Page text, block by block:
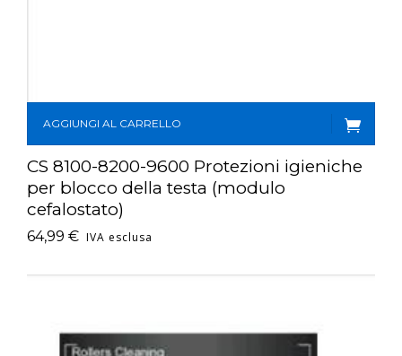
AGGIUNGI AL CARRELLO
CS 8100-8200-9600 Protezioni igieniche
per blocco della testa (modulo
cefalostato)
64,99 € IVA esclusa